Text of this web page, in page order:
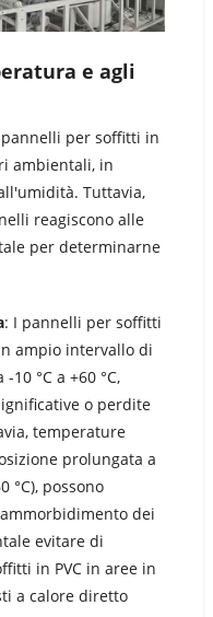
e agli
per soffitti in
ambientali, in
Tuttavia,
reagiscono alle
per determinarne
: I pannelli per soffitti
ampio intervallo di
°C a +60 °C,
o perdite
temperature
prolungata a
°C), possono
dei
evitare di
in PVC in aree in
a calore diretto